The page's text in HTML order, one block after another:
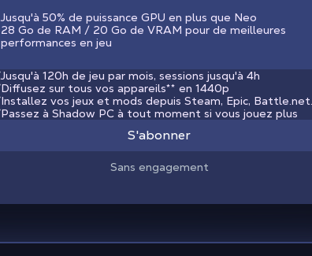
Jusqu'à 50% de puissance GPU en plus que Neo
28 Go de RAM / 20 Go de VRAM pour de meilleures
performances en jeu
Jusqu'à 120h de jeu par mois, sessions jusqu'à 4h
Diffusez sur tous vos appareils** en 1440p
Installez vos jeux et mods depuis Steam, Epic,
Passez à Shadow PC à tout moment si vous jouez plus
S'abonner
Sans engagement